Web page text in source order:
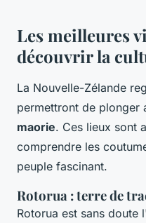
Les meilleures
découvrir la
La Nouvelle-Zélande
permettront de plonger
maorie. Ces lieux sont
comprendre les
peuple fascinant.
Rotorua : terre de
Rotorua est sans doute